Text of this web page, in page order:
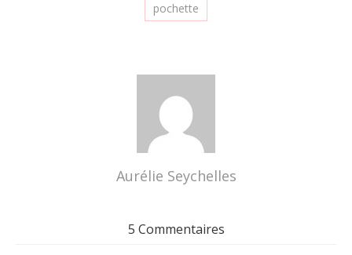
pochette
Aurélie Seychelles
5 Commentaires